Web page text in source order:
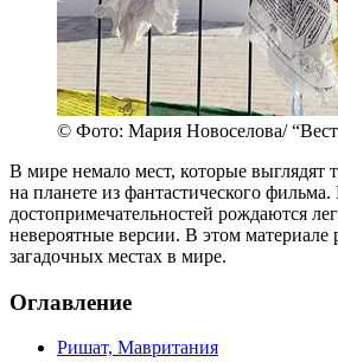
© Фото: Мария Новоселова/
В мире немало мест, которые выглядят
на планете из фантастического
достопримечательностей рождаются
невероятные версии. В этом материале
загадочных местах в мире.
Оглавление
Ришат, Мавритания